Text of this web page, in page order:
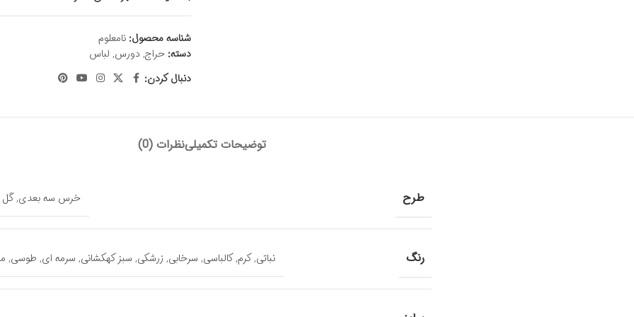
شناسه محصول: نامعلوم
دسته: حراج,دورس, لباس
دنبال کردن:
توضیحات تکمیلینظرات (0)
طرح خرس سه بعدی,گل
رنگ نباتی,کرم,کالباسی, سرخابی, زرشکی, سبز کهکشانی, سرمه ای, طوسی,